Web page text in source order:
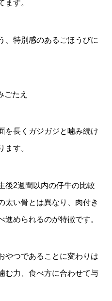
ます。
、特別感のあるごほうびに
ごたえ
を長くガジガジと噛み続け
ます。
後2週間以内の仔牛の比較
太い骨とは異なり、肉付き
められるのが特徴です。
やつであることに変わりは
む力、食べ方に合わせて与